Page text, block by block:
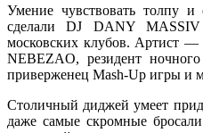
Умение чувствовать толпу и
сделали DJ DANY
московских клубов. Артист
NEBEZAO, резидент
приверженец Mash-Up игры и
Столичный диджей умеет
даже самые скромные